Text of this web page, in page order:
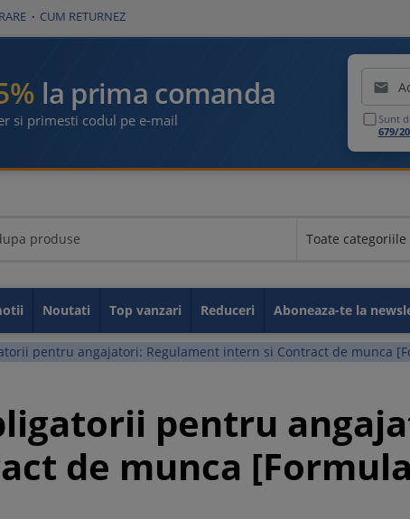
CUM RETURNEZ
la prima comanda
si primesti codul pe e-mail

Sunt
679/
Toate categoriile
Toate categoriile
Educationale
Legislatia muncii
Contabilitate
Fiscalitate
GDPR
Idei de afaceri
Resurse umane
Securitate si
Carti utile
Sanatate
Administratie
Carti de parenting
Carti despre sport
Taxe si impozite
Noutati Top vanzari Reduceri Aboneaza-te la
pentru angajatori: Regulament intern si Contract de munca
pentru
de munca